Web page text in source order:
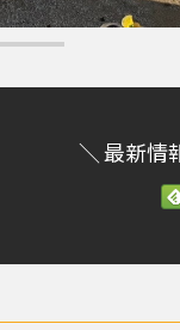
＼ 最新情